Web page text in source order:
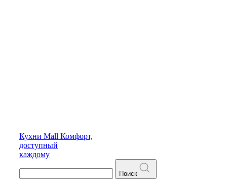
Кухни Mall Комфорт,
доступный
каждому
Поиск